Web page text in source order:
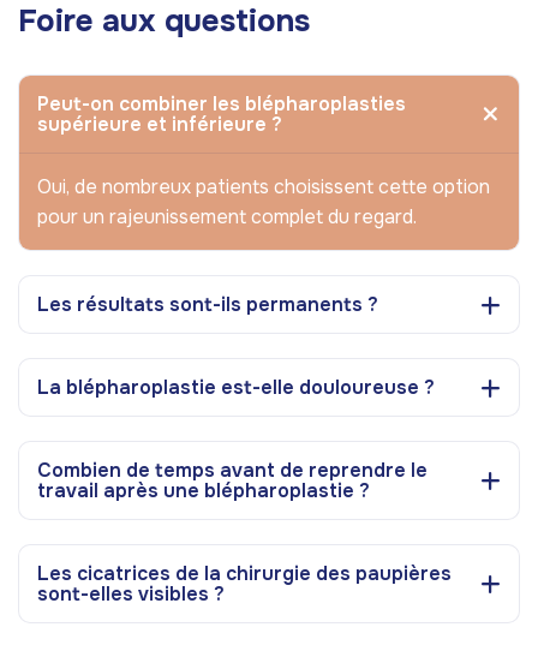
Foire aux questions
Peut-on combiner les blépharoplasties
supérieure et inférieure ?
Oui, de nombreux patients choisissent cette option
pour un rajeunissement complet du regard.
Les résultats sont-ils permanents ?
La blépharoplastie est-elle douloureuse ?
Combien de temps avant de reprendre le
travail après une blépharoplastie ?
Les cicatrices de la chirurgie des paupières
sont-elles visibles ?